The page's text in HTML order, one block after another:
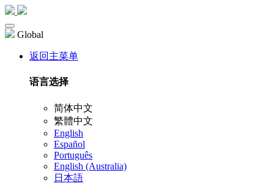
Global
返回主菜单
语言选择
简体中文
繁體中文
English
Español
Português
English (Australia)
日本語